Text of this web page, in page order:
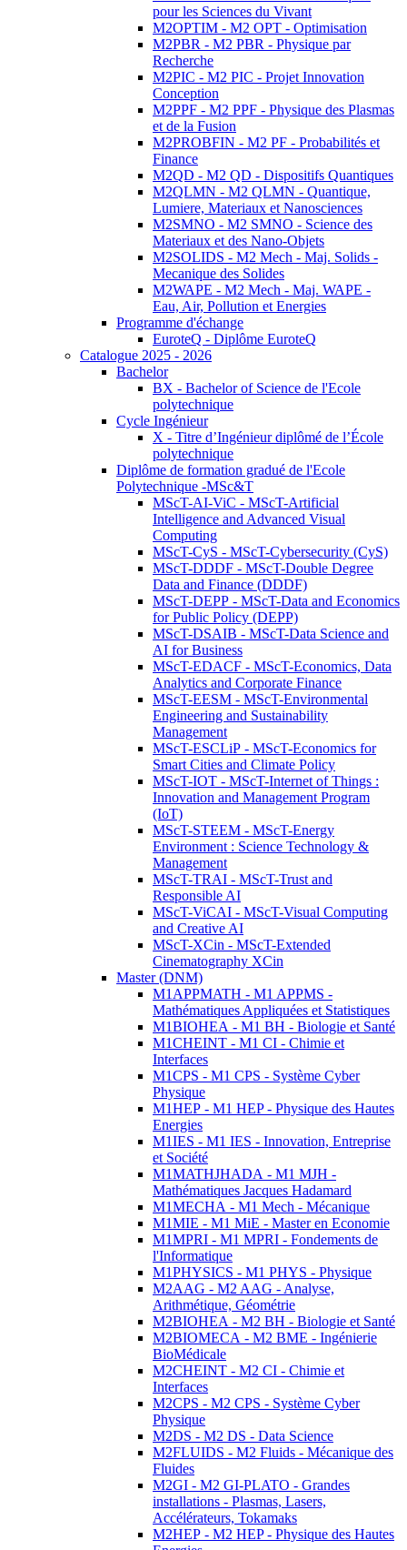
pour les Sciences du Vivant
M2OPTIM - M2 OPT - Optimisation
M2PBR - M2 PBR - Physique par
Recherche
M2PIC - M2 PIC - Projet Innovation
Conception
M2PPF - M2 PPF - Physique des Plasmas
et de la Fusion
M2PROBFIN - M2 PF - Probabilités et
Finance
M2QD - M2 QD - Dispositifs Quantiques
M2QLMN - M2 QLMN - Quantique,
Lumiere, Materiaux et Nanosciences
M2SMNO - M2 SMNO - Science des
Materiaux et des Nano-Objets
M2SOLIDS - M2 Mech - Maj. Solids -
Mecanique des Solides
M2WAPE - M2 Mech - Maj. WAPE -
Eau, Air, Pollution et Energies
Programme d'échange
EuroteQ - Diplôme EuroteQ
Catalogue 2025 - 2026
Bachelor
BX - Bachelor of Science de l'Ecole
polytechnique
Cycle Ingénieur
X - Titre d’Ingénieur diplômé de l’École
polytechnique
Diplôme de formation gradué de l'Ecole
Polytechnique -MSc&T
MScT-AI-ViC - MScT-Artificial
Intelligence and Advanced Visual
Computing
MScT-CyS - MScT-Cybersecurity (CyS)
MScT-DDDF - MScT-Double Degree
Data and Finance (DDDF)
MScT-DEPP - MScT-Data and Economics
for Public Policy (DEPP)
MScT-DSAIB - MScT-Data Science and
AI for Business
MScT-EDACF - MScT-Economics, Data
Analytics and Corporate Finance
MScT-EESM - MScT-Environmental
Engineering and Sustainability
Management
MScT-ESCLiP - MScT-Economics for
Smart Cities and Climate Policy
MScT-IOT - MScT-Internet of Things :
Innovation and Management Program
(IoT)
MScT-STEEM - MScT-Energy
Environment : Science Technology &
Management
MScT-TRAI - MScT-Trust and
Responsible AI
MScT-ViCAI - MScT-Visual Computing
and Creative AI
MScT-XCin - MScT-Extended
Cinematography XCin
Master (DNM)
M1APPMATH - M1 APPMS -
Mathématiques Appliquées et Statistiques
M1BIOHEA - M1 BH - Biologie et Santé
M1CHEINT - M1 CI - Chimie et
Interfaces
M1CPS - M1 CPS - Système Cyber
Physique
M1HEP - M1 HEP - Physique des Hautes
Energies
M1IES - M1 IES - Innovation, Entreprise
et Société
M1MATHJHADA - M1 MJH -
Mathématiques Jacques Hadamard
M1MECHA - M1 Mech - Mécanique
M1MIE - M1 MiE - Master en Economie
M1MPRI - M1 MPRI - Fondements de
l'Informatique
M1PHYSICS - M1 PHYS - Physique
M2AAG - M2 AAG - Analyse,
Arithmétique, Géométrie
M2BIOHEA - M2 BH - Biologie et Santé
M2BIOMECA - M2 BME - Ingénierie
BioMédicale
M2CHEINT - M2 CI - Chimie et
Interfaces
M2CPS - M2 CPS - Système Cyber
Physique
M2DS - M2 DS - Data Science
M2FLUIDS - M2 Fluids - Mécanique des
Fluides
M2GI - M2 GI-PLATO - Grandes
installations - Plasmas, Lasers,
Accélérateurs, Tokamaks
M2HEP - M2 HEP - Physique des Hautes